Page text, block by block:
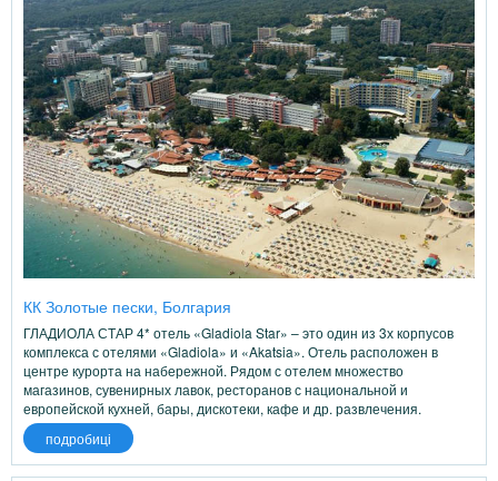
КК Золотые пески, Болгария
ГЛАДИОЛА СТАР 4* отель «Gladiola Star» – это один из 3х корпусов
комплекса с отелями «Gladiola» и «Akatsia». Отель расположен в
центре курорта на набережной. Рядом с отелем множество
магазинов, сувенирных лавок, ресторанов с национальной и
европейской кухней, бары, дискотеки, кафе и др. развлечения.
подробиці